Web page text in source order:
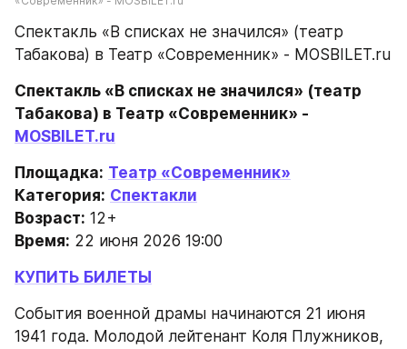
Спектакль «В списках не значился» (театр
Табакова) в Театр «Современник» - MOSBILET.ru
Спектакль «В списках не значился» (театр
MOSBILET.ru
Площадка: Театр «Современник»
Категория: Спектакли
Возраст: 12+
Время: 22 июня 2026 19:00
КУПИТЬ БИЛЕТЫ
События военной драмы начинаются 21 июня
1941 года. Молодой лейтенант Коля Плужников,